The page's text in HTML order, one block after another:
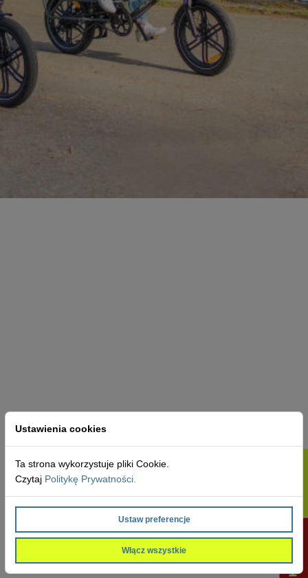
Ustawienia cookies
Ta strona wykorzystuje pliki Cookie.
Czytaj Politykę Prywatności.
Ustaw preferencje
Włącz wszystkie KRWINKA